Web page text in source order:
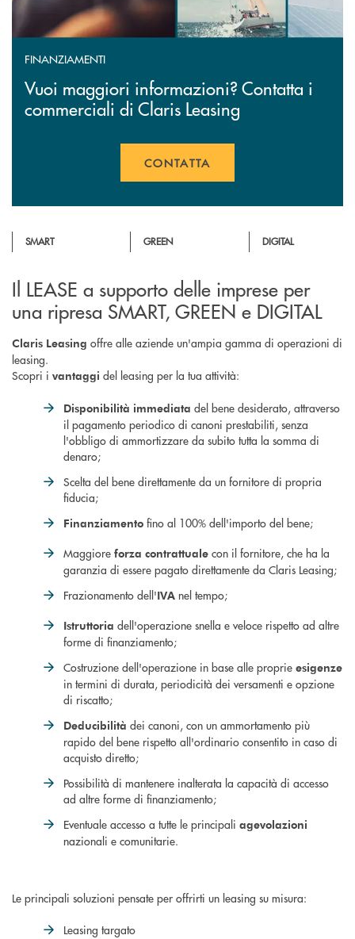
FINANZIAMENTI
Vuoi maggiori informazioni? Contatta i
commerciali di Claris Leasing
CONTATTA
SMART GREEN DIGITAL
Il LEASE a supporto delle imprese per
una ripresa SMART, GREEN e DIGITAL
Claris Leasing offre alle aziende un'ampia gamma di operazioni di
leasing.
Scopri i vantaggi del leasing per la tua attività:
Disponibilità immediata del bene desiderato, attraverso
il pagamento periodico di canoni prestabiliti, senza
l'obbligo di ammortizzare da subito tutta la somma di
denaro;
Scelta del bene direttamente da un fornitore di propria
fiducia;
Finanziamento fino al 100% dell'importo del bene;
Maggiore forza contrattuale con il fornitore, che ha la
garanzia di essere pagato direttamente da Claris Leasing;
Frazionamento dell'IVA nel tempo;
Istruttoria dell'operazione snella e veloce rispetto ad altre
forme di finanziamento;
Costruzione dell'operazione in base alle proprie esigenze
in termini di durata, periodicità dei versamenti e opzione
di riscatto;
Deducibilità dei canoni, con un ammortamento più
rapido del bene rispetto all'ordinario consentito in caso di
acquisto diretto;
Possibilità di mantenere inalterata la capacità di accesso
ad altre forme di finanziamento;
Eventuale accesso a tutte le principali agevolazioni
nazionali e comunitarie.
Le principali soluzioni pensate per offrirti un leasing su misura:
Leasing targato